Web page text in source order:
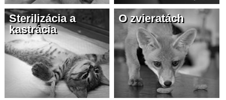
Sterilizácia a
kastrácia
O zvieratách